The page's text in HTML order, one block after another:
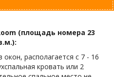
(площадь номера 23
располагается с 7 - 16
кровать или 2